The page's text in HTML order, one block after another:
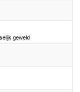
geweld